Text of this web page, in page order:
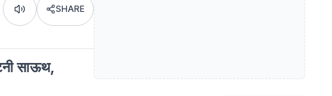
Listen SHARE
साऊथ,